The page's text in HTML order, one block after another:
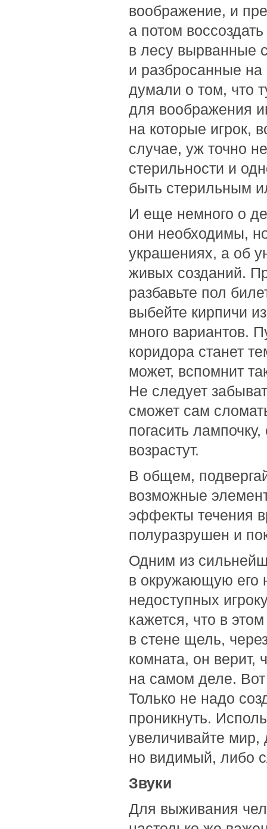
воображение, и
а потом
в лесу вырванные
и разбросанные на
думали о том, что
для воображения
на которые игрок,
случае, уж точно
стерильности и
быть стерильным
И еще немного о
они необходимы,
украшениях, а об
живых созданий.
разбавьте пол
выбейте кирпичи
много вариантов.
коридора станет
может, вспомнит
Не следует
сможет сам
погасить
возрастут.
В общем,
возможные
эффекты течения
полуразрушен и
Одним из
в окружающую его
недоступных
кажется, что в
в стене щель,
комната, он верит,
на самом деле.
Только не надо
проникнуть.
увеличивайте мир,
но видимый, либо
Звуки
Для выживания